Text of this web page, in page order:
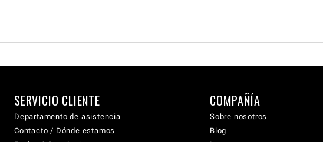
SERVICIO CLIENTE
Departamento de asistencia
Contacto / Dónde estamos
COMPAÑÍA
Sobre nosotros
Blog